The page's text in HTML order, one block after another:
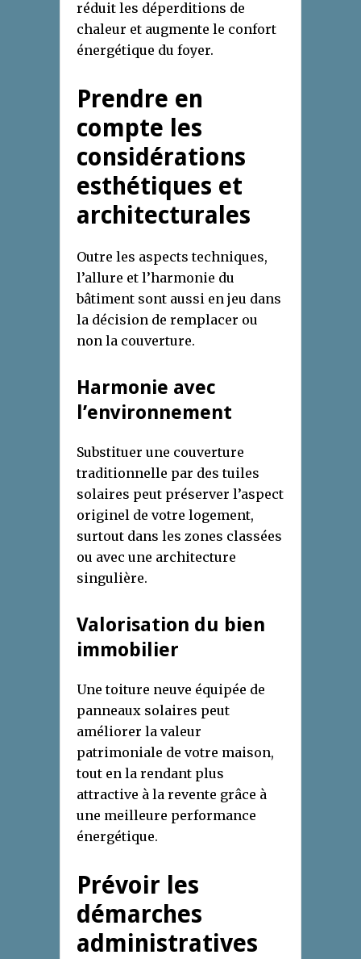
réduit les déperditions de
chaleur et augmente le confort
énergétique du foyer.
Prendre en
compte les
considérations
esthétiques et
architecturales
Outre les aspects techniques,
l’allure et l’harmonie du
bâtiment sont aussi en jeu dans
la décision de remplacer ou
non la couverture.
Harmonie avec
l’environnement
Substituer une couverture
traditionnelle par des tuiles
solaires peut préserver l’aspect
originel de votre logement,
surtout dans les zones classées
ou avec une architecture
singulière.
Valorisation du bien
immobilier
Une toiture neuve équipée de
panneaux solaires peut
améliorer la valeur
patrimoniale de votre maison,
tout en la rendant plus
attractive à la revente grâce à
une meilleure performance
énergétique.
Prévoir les
démarches
administratives